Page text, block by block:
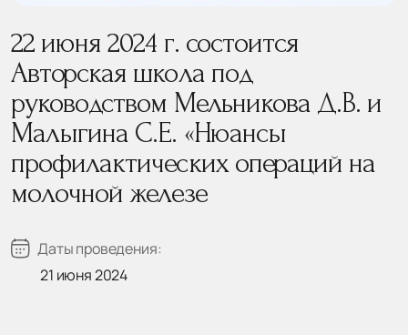
22 июня 2024 г. состоится
Авторская школа под
руководством Мельникова Д.В. и
Малыгина С.Е. «Нюансы
профилактических операций на
молочной железе
Даты проведения:
21 июня 2024